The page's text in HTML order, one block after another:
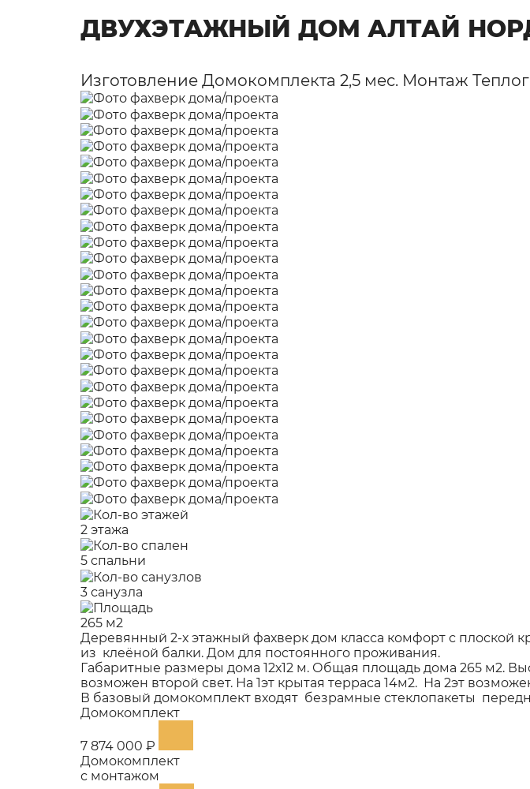
ДВУХЭТАЖНЫЙ ДОМ АЛТАЙ
Изготовление Домокомплекта 2,5 мес. Монтаж
2 этажа
5 спальни
3 санузла
265 м2
Деревянный 2-х этажный фахверк дом класса комфорт с
из клеёной балки. Дом для постоянного проживания.
Габаритные размеры дома 12х12 м. Общая площадь дома 265 м2.
возможен второй свет. На 1эт крытая терраса 14м2. На 2эт
В базовый домокомплект входят безрамные стеклопакеты
Домокомплект
7 874 000 ₽
Домокомплект
с монтажом